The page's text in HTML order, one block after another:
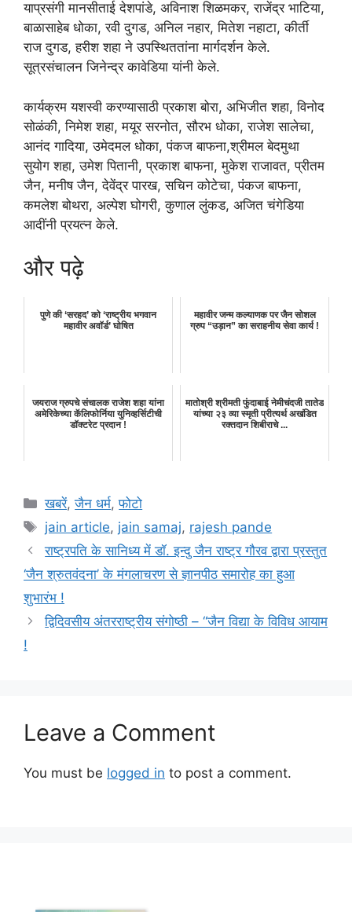
याप्रसंगी मानसीताई देशपांडे, अविनाश शिळमकर, राजेंद्र भाटिया,
बाळासाहेब धोका, रवी दुगड, अनिल नहार, मितेश नहाटा, कीर्ती
राज दुगड, हरीश शहा ने उपस्थिततांना मार्गदर्शन केले.
सूत्रसंचालन जिनेन्द्र कावेडिया यांनी केले.
कार्यक्रम यशस्वी करण्यासाठी प्रकाश बोरा, अभिजीत शहा, विनोद
सोळंकी, निमेश शहा, मयूर सरनोत, सौरभ धोका, राजेश सालेचा,
आनंद गादिया, उमेदमल धोका, पंकज बाफना,श्रीमल बेदमुथा
सुयोग शहा, उमेश पितानी, प्रकाश बाफना, मुकेश राजावत, प्रीतम
जैन, मनीष जैन, देवेंद्र पारख, सचिन कोटेचा, पंकज बाफना,
कमलेश बोथरा, अल्पेश घोगरी, कुणाल लुंकड, अजित चंगेडिया
आदींनी प्रयत्न केले.
और पढ़े
पुणे की ‘सरहद’ को ‘राष्ट्रीय भगवान
महावीर अवॉर्ड’ घोषित
महावीर जन्म कल्याणक पर जैन सोशल
ग्रुप “उड़ान” का सराहनीय सेवा कार्य !
जयराज ग्रुपचे संचालक राजेश शहा यांना
अमेरिकेच्या कॅलिफोर्निया युनिव्हर्सिटीची
डॉक्टरेट प्रदान !
मातोश्री श्रीमती फुंदाबाई नेमीचंदजी तातेड
यांच्या २३ व्या स्मृती प्रीत्यर्थ अखंडित
रक्तदान शिबीराचे ...
Categories
खबरें,जैन धर्म,फोटो
Tags
jain article, jain samaj, rajesh pande
राष्ट्रपति के सानिध्य में डॉ. इन्दु जैन राष्ट्र गौरव द्वारा प्रस्तुत
‘जैन श्रुतवंदना’ के मंगलाचरण से ज्ञानपीठ समारोह का हुआ
शुभारंभ !
द्विदिवसीय अंतरराष्ट्रीय संगोष्ठी – “जैन विद्या के विविध आयाम
!
Leave a Comment
You must be logged in to post a comment.